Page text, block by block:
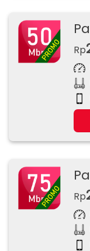
Rp
Rp